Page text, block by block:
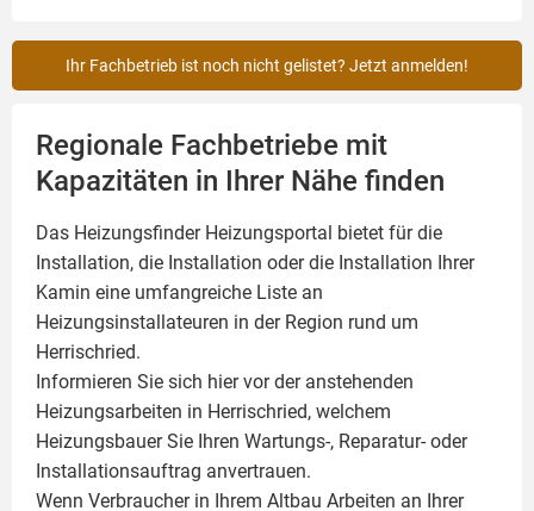
Ihr Fachbetrieb ist noch nicht gelistet? Jetzt anmelden!
Regionale Fachbetriebe mit
Kapazitäten in Ihrer Nähe finden
Das Heizungsfinder Heizungsportal bietet für die
Installation, die Installation oder die Installation Ihrer
Kamin eine umfangreiche Liste an
Heizungsinstallateuren in der Region rund um
Herrischried.
Informieren Sie sich hier vor der anstehenden
Heizungsarbeiten in Herrischried, welchem
Heizungsbauer Sie Ihren Wartungs-, Reparatur- oder
Installationsauftrag anvertrauen.
Wenn Verbraucher in Ihrem Altbau Arbeiten an Ihrer